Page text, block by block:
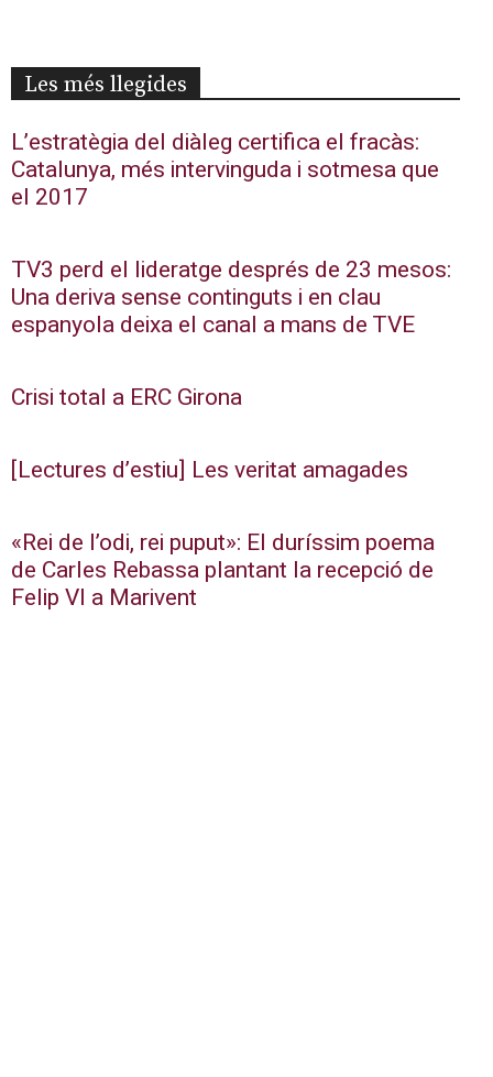
Les més llegides
L’estratègia del diàleg certifica el fracàs:
Catalunya, més intervinguda i sotmesa que
el 2017
TV3 perd el lideratge després de 23 mesos:
Una deriva sense continguts i en clau
espanyola deixa el canal a mans de TVE
Crisi total a ERC Girona
[Lectures d’estiu] Les veritat amagades
«Rei de l’odi, rei puput»: El duríssim poema
de Carles Rebassa plantant la recepció de
Felip VI a Marivent